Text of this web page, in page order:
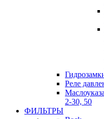
Реле
2-30, 50
ФИЛЬТРЫ